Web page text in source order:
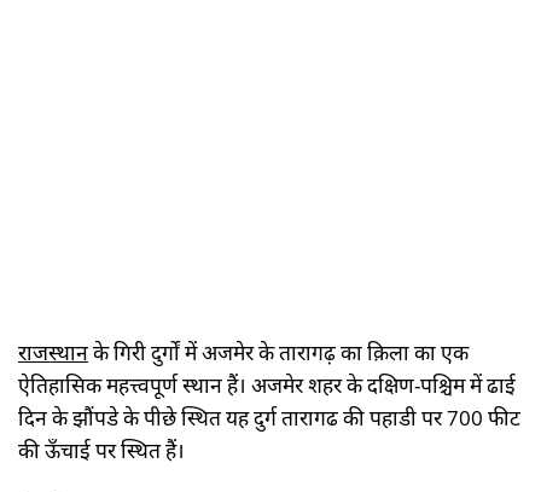
राजस्थानके गिरी दुर्गों में अजमेर के तारागढ़ का क़िला का एक
ऐतिहासिक महत्त्वपूर्ण स्थान हैं। अजमेर शहर के दक्षिण-पश्चिम में ढाई
दिन के झौंपडे के पीछे स्थित यह दुर्ग तारागढ की पहाडी पर 700 फीट
की ऊँचाई पर स्थित हैं।